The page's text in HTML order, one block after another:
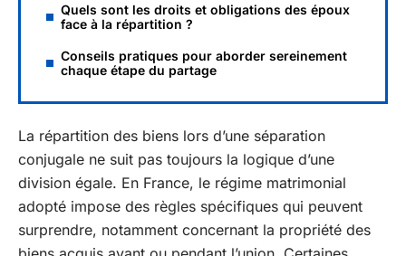
Quels sont les droits et obligations des époux
face à la répartition ?
Conseils pratiques pour aborder sereinement
chaque étape du partage
La répartition des biens lors d’une séparation
conjugale ne suit pas toujours la logique d’une
division égale. En France, le régime matrimonial
adopté impose des règles spécifiques qui peuvent
surprendre, notamment concernant la propriété des